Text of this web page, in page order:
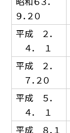
９．２０
平成 ２．
４． １
平成 ２．
７．２０
平成 ５．
４． １
平成 ８．１